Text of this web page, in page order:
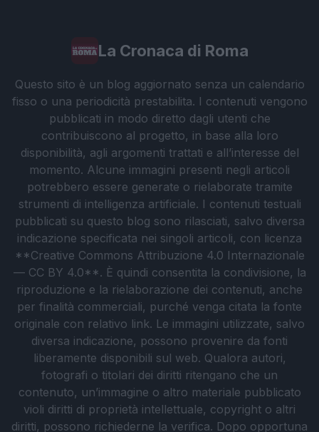
La Cronaca di Roma
Questo sito è un blog aggiornato senza un calendario
fisso o una periodicità prestabilita. I contenuti vengono
pubblicati in modo diretto dagli utenti che
contribuiscono al progetto, in base alla loro
disponibilità, agli argomenti trattati e all’interesse del
momento. Alcune immagini presenti negli articoli
potrebbero essere generate o rielaborate tramite
strumenti di intelligenza artificiale. I contenuti testuali
pubblicati su questo blog sono rilasciati, salvo diversa
indicazione specificata nei singoli articoli, con licenza
**Creative Commons Attribuzione 4.0 Internazionale
— CC BY 4.0**. È quindi consentita la condivisione, la
riproduzione e la rielaborazione dei contenuti, anche
per finalità commerciali, purché venga citata la fonte
originale con relativo link. Le immagini utilizzate, salvo
diversa indicazione, possono provenire da fonti
liberamente disponibili sul web. Qualora autori,
fotografi o titolari dei diritti ritengano che un
contenuto, un’immagine o altro materiale pubblicato
violi diritti di proprietà intellettuale, copyright o altri
diritti, possono richiederne la verifica. Dopo opportuna